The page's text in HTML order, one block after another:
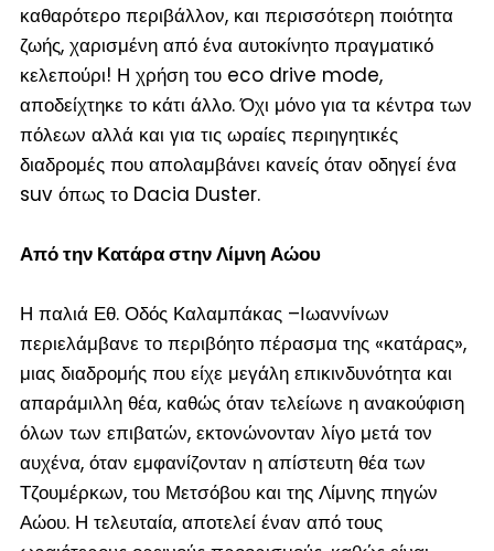
καθαρότερο περιβάλλον, και περισσότερη ποιότητα
ζωής, χαρισμένη από ένα αυτοκίνητο πραγματικό
κελεπούρι! Η χρήση του eco drive mode,
αποδείχτηκε το κάτι άλλο. Όχι μόνο για τα κέντρα των
πόλεων αλλά και για τις ωραίες περιηγητικές
διαδρομές που απολαμβάνει κανείς όταν οδηγεί ένα
suv όπως το Dacia Duster.
Από την Κατάρα στην Λίμνη Αώου
Η παλιά Εθ. Οδός Καλαμπάκας –Ιωαννίνων
περιελάμβανε το περιβόητο πέρασμα της «κατάρας»,
μιας διαδρομής που είχε μεγάλη επικινδυνότητα και
απαράμιλλη θέα, καθώς όταν τελείωνε η ανακούφιση
όλων των επιβατών, εκτονώνονταν λίγο μετά τον
αυχένα, όταν εμφανίζονταν η απίστευτη θέα των
Τζουμέρκων, του Μετσόβου και της Λίμνης πηγών
Αώου. Η τελευταία, αποτελεί έναν από τους